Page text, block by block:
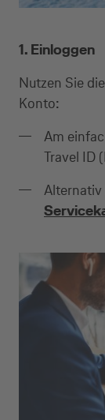
1. Einloggen
Nutzen Sie
Konto:
Am
Travel ID
Alternativ